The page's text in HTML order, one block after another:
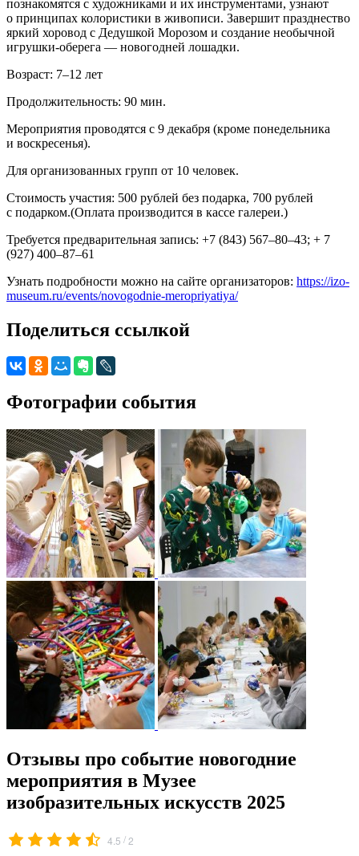
познакомятся с художниками и их инструментами, узнают
о принципах колористики в живописи. Завершит празднество
яркий хоровод с Дедушкой Морозом и создание необычной
игрушки-оберега — новогодней лошадки.
Возраст: 7–12 лет
Продолжительность: 90 мин.
Мероприятия проводятся с 9 декабря (кроме понедельника
и воскресенья).
Для организованных групп от 10 человек.
Стоимость участия: 500 рублей без подарка, 700 рублей
с подарком.(Оплата производится в кассе галереи.)
Требуется предварительная запись: +7 (843) 567–80–43; + 7
(927) 400–87–61
Узнать подробности можно на сайте организаторов: https://izo-
museum.ru/events/novogodnie-meropriyatiya/
Поделиться ссылкой
Фотографии события
Отзывы про событие новогодние
мероприятия в Музее
изобразительных искусств 2025
4.5 /2